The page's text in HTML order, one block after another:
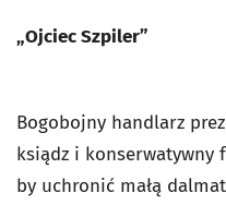
„Ojciec Szpiler”
Bogobojny handlarz
ksiądz i konserwatywny
by uchronić małą